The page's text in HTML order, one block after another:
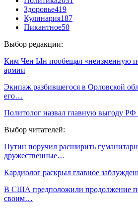
Здоровье419
Кулинария187
Пикантное50
Выбор редакции:
Ким Чен Ын пообещал «неизменную
армии
Экипаж разбившегося в Орловской
его…
Политолог назвал главную выгоду
Выбор читателей:
Путин поручил расширить
дружественные…
Кардиолог раскрыл главное
В США предположили продолжение
своим…